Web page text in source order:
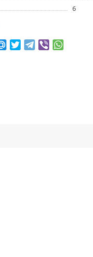
6